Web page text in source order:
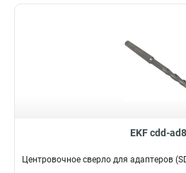
EKF cdd-ad8
Центровочное сверло для адаптеров